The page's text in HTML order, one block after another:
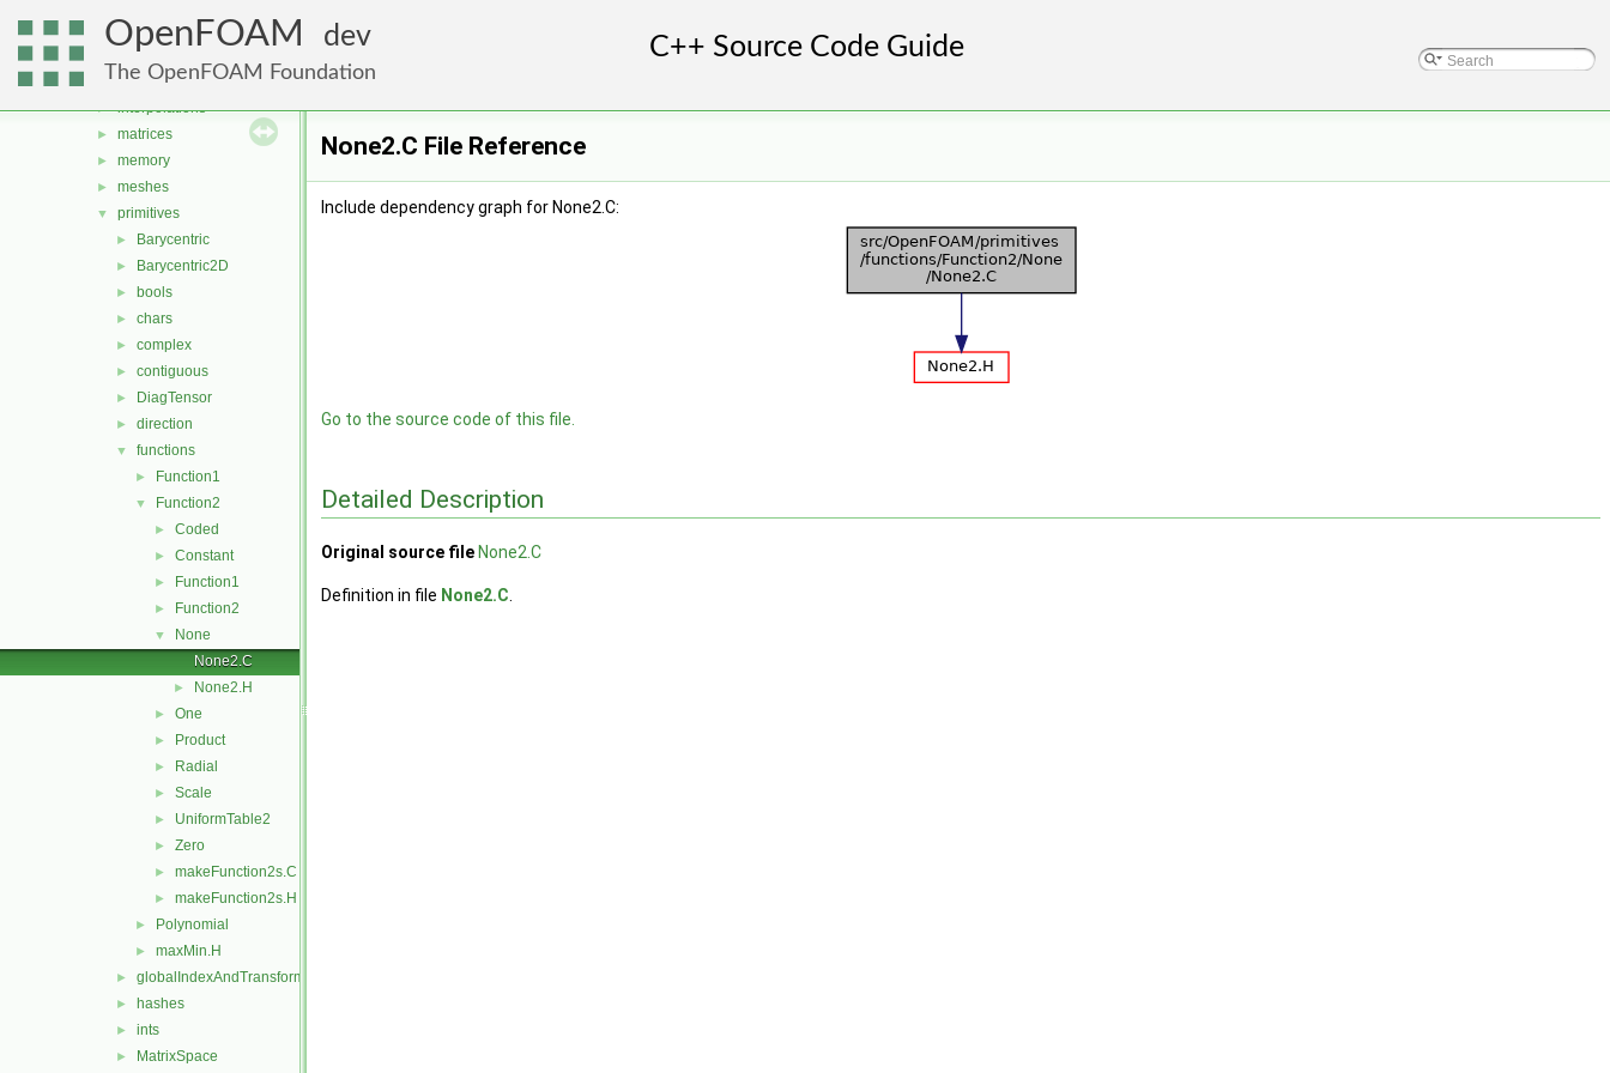
OpenFOAM dev
The OpenFOAM Foundation
► geometry
global
include
► interpolations
► matrices
► memory
► meshes
▼ primitives
► Barycentric
► Barycentric2D
► bools
► chars
► complex
► contiguous
► DiagTensor
► direction
▼ functions
► Function1
▼ Function2
► Coded
► Constant
► Function1
► Function2
▼
None
None2.C
► None2.H
► One
► Product
► Radial
► Scale
► UniformTable2
► Zero
► makeFunction2s.C
► makeFunction2s.H
► Polynomial
► maxMin.H
► globalIndexAndTransform
► hashes
► ints
► MatrixSpace
None2.C File Reference
Include dependency graph for None2.C:
Go to the source code of this file.
Detailed Description
Original source file None2.C
Definition in file None2.C